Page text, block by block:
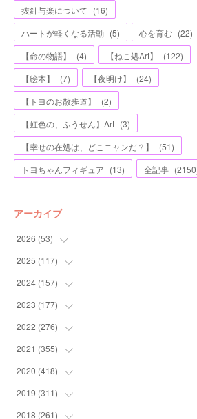
抜針与楽について (16)
ハートが軽くなる活動 (5) 心を育む (22)
【命の物語】
(4) 【ねこ処Art】 (122)
【絵本】
(7) 【夜明け】 (24)
【トヨのお散歩道】
(2)
【虹色の、ふうせん】Art (3)
【幸せの在処は、どこニャンだ？】
(51)
トヨちゃんフィギュア (13) 全記事 (2150
アーカイブ
2026 (53)
(1)
(5)
(7)
(11
(8)
(6)
(8)
( 7)
2025 (117)
(11
(12
(12
(13
(6)
(5)
(3)
2024 (157)
(13
(13
(10
(13
(11
(11
2023 (177)
(20
(10
(11
(13
(15
2022 (276)
(17
(16
(21
(21
2021 (355)
(19
(12
(16
2020 (418)
(44
(59
2019 (311)
(25
2018 (261)